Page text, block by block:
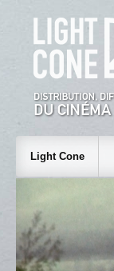
Light Cone